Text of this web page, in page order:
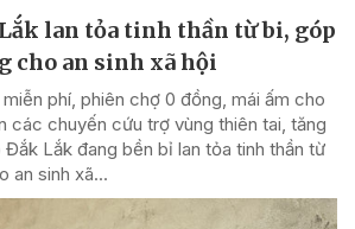
lan tỏa tinh thần từ bi, góp
cho an sinh xã hội
phí, phiên chợ 0 đồng, mái ấm cho
các chuyến cứu trợ vùng thiên tai, tăng
Lắk đang bền bỉ lan tỏa tinh thần từ
an sinh xã...